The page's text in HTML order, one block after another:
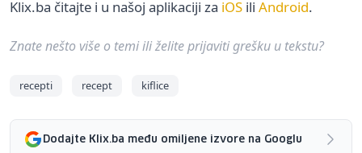
Klix.ba čitajte i u našoj aplikaciji za iOS ili Android.
Znate nešto više o temi ili želite prijaviti grešku u tekstu?
recepti recept kiflice
Dodajte Klix.ba među omiljene izvore na Googlu